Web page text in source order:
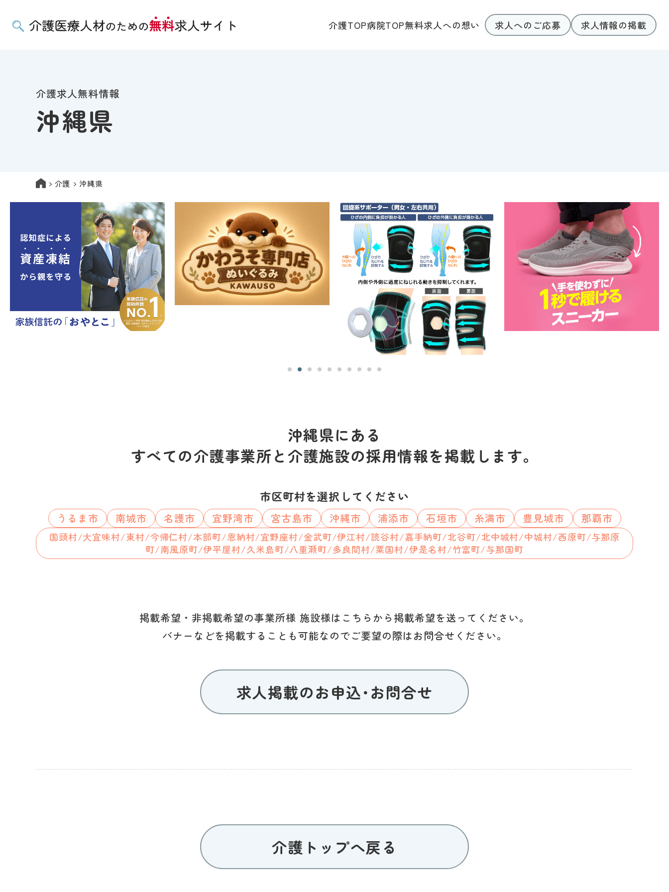
介護TOP病院TOP無料求人への想い 求人へのご応募 求人情報の掲載
介護求人無料情報
沖縄県
介護 沖縄県
沖縄県にある
すべての介護事業所と介護施設の採用情報を掲載します。
市区町村を選択してください
うるま市 南城市 名護市 宜野湾市 宮古島市 沖縄市 浦添市 石垣市 糸満市 豊見城市 那覇市
国頭村/大宜味村/東村/今帰仁村/本部町/恩納村/宜野座村/金武町/伊江村/読谷村/嘉手納町/北谷町/北中城村/中城村/西原町/与那原
町/南風原町/伊平屋村/久米島町/八重瀬町/多良間村/粟国村/伊是名村/竹富町/与那国町
掲載希望・非掲載希望の事業所様 施設様はこちらから掲載希望を送ってください。
バナーなどを掲載することも可能なのでご要望の際はお問合せください。
求人掲載のお申込･お問合せ
介護トップへ戻る